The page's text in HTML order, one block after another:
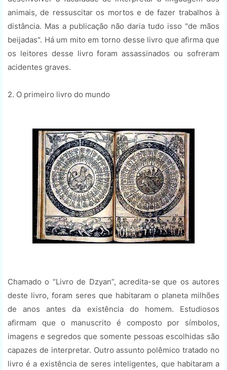
animais, de ressuscitar os mortos e de fazer trabalhos à
distância. Mas a publicação não daria tudo isso "de mãos
beijadas". Há um mito em torno desse livro que afirma que
os leitores desse livro foram assassinados ou sofreram
acidentes graves.
2. O primeiro livro do mundo
Chamado o “Livro de Dzyan”, acredita-se que os autores
deste livro, foram seres que habitaram o planeta milhões
de anos antes da existência do homem. Estudiosos
afirmam que o manuscrito é composto por símbolos,
imagens e segredos que somente pessoas escolhidas são
capazes de interpretar. Outro assunto polêmico tratado no
livro é a existência de seres inteligentes, que habitaram a